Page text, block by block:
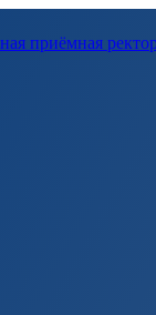
приёмная